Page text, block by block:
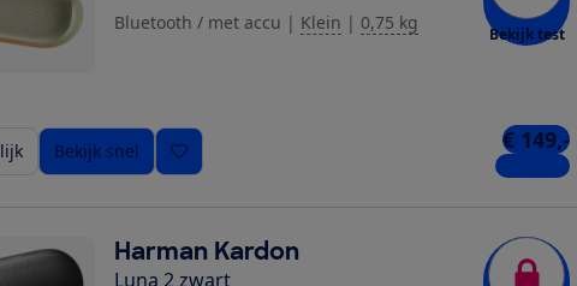
Bluetooth / met accu | Klein | 0,75 kg
Bekijk test
Bekijk snel € 149,-
3 winkels
Harman Kardon
Luna 2 zwart